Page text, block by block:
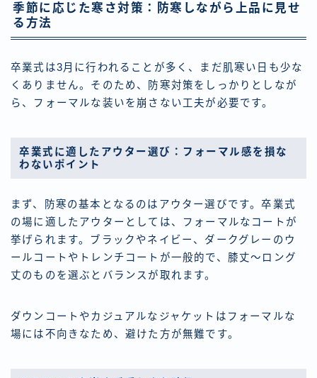
季節に応じた寒さ対策：防寒しながら上品に見せ
る方法
卒業式は3月に行われることが多く、まだ肌寒い日も少な
くありません。そのため、防寒対策をしっかりとしなが
ら、フォーマルな装いを崩さない工夫が必要です。
卒業式に適したアウター選び：フォーマル感を損な
わないポイント
まず、防寒の基本となるのはアウター選びです。卒業式
の場に適したアウターとしては、フォーマルなコートが
挙げられます。ブラックやネイビー、ダークグレーのウ
ールコートやトレンチコートが一般的で、膝丈〜ロング
丈のものを選ぶとバランスが取れます。
ダウンコートやカジュアルなジャケットはフォーマルな
場には不向きなため、避けた方が無難です。